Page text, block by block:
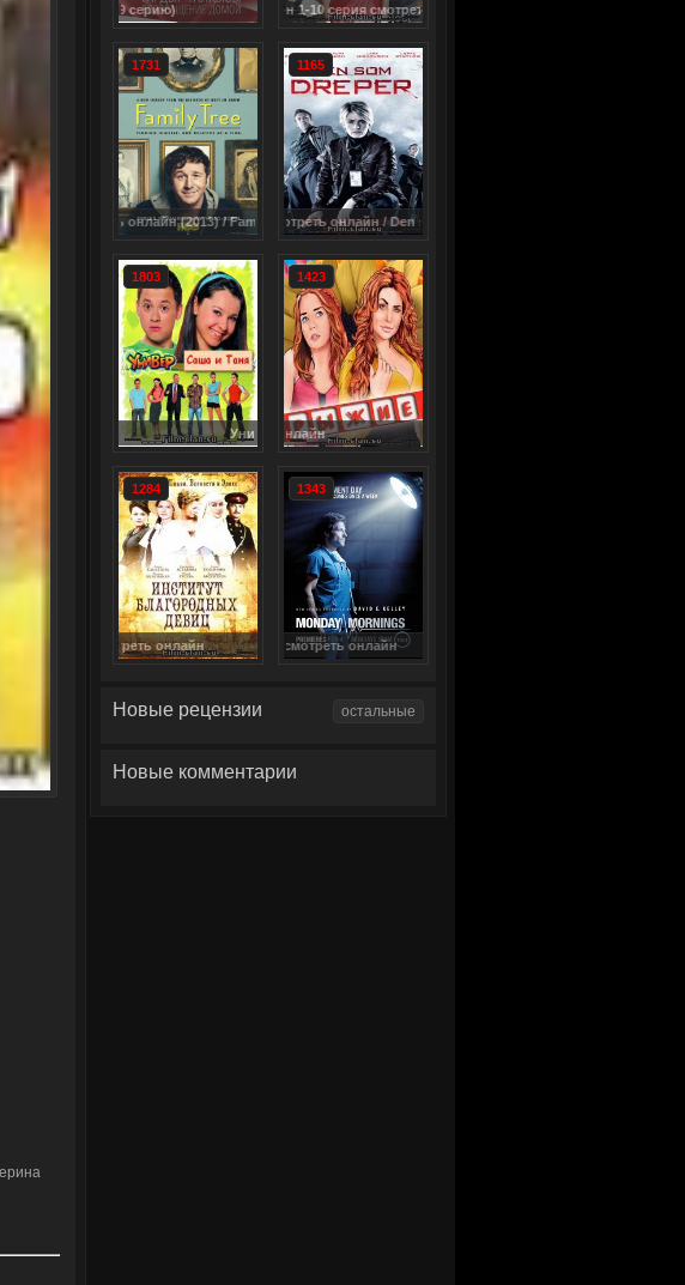
Сыла. Возвращение домой / Sıla dizisi (2006) Турция (с 1 по 159 серию)
(1 сезон полность) 2 сезон 1-10 серия смотреть онлайн / Spirited
1731
онлайн (2013) / Family Tree
1165
(2013) сериал 1-6 серия смотреть онлайн / Den som draeber
1803
Универ. Саша + Таня (1-13 серия) сериал смотреть онлайн
1423
Смотреть онлайн: Рыжие (2013) сериал 1-17
1284
Тайны института благородных девиц сериал 1-112 серия
1343
(2013) сериал серия смотреть онлайн
Новые рецензии остальные
Новые комментарии